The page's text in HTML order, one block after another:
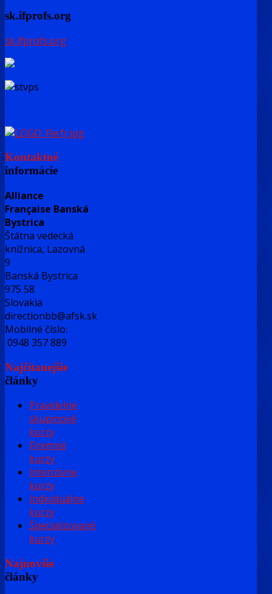
sk.ifprofs.org
sk.ifprofs.org
Kontaktné
informácie
Alliance
Française Banská
Bystrica
Štátna vedecká
knižnica, Lazovná
9
Banská Bystrica
975 58
Slovakia
directionbb@afsk.sk
Mobilné číslo:
0948 357 889
Najčítanejšie
články
Pravidelné
skupinové
kurzy
Firemné
kurzy
Intenzívne
kurzy
Individuálne
kurzy
Špecializované
kurzy
Najnovšie
články